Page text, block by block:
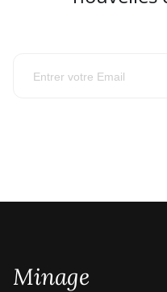
Minage